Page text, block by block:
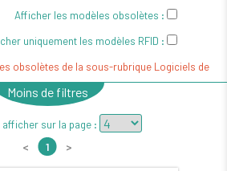
Afficher les modèles obsolètes :
uniquement les modèles RFID :
obsolètes de la sous-rubrique Logiciels de
Moins de filtres
afficher sur la page :
< 1 >